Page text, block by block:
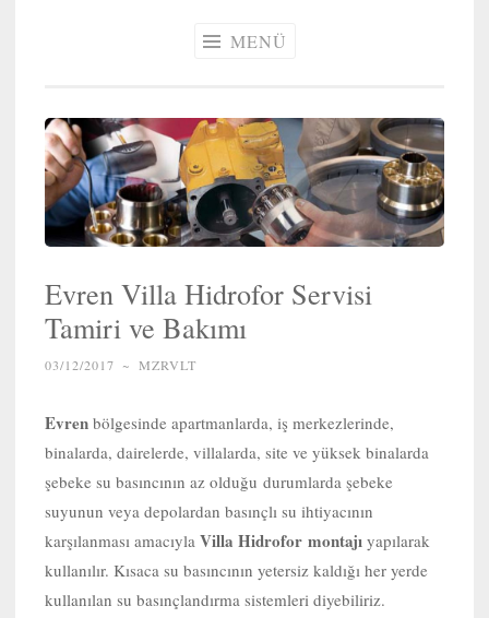
MENÜ
Evren Villa Hidrofor Servisi
Tamiri ve Bakımı
03/12/2017 ~ MZRVLT
Evren bölgesinde apartmanlarda, iş merkezlerinde,
binalarda, dairelerde, villalarda, site ve yüksek binalarda
şebeke su basıncının az olduğu durumlarda şebeke
suyunun veya depolardan basınçlı su ihtiyacının
karşılanması amacıyla Villa Hidrofor montajı yapılarak
kullanılır. Kısaca su basıncının yetersiz kaldığı her yerde
kullanılan su basınçlandırma sistemleri diyebiliriz.